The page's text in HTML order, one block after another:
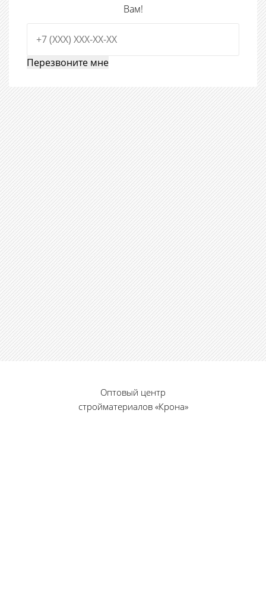
Вам!
Оптовый центр
стройматериалов «Крона»